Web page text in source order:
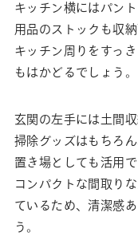
キッチン横にはパン
用品のストックも収納
キッチン周りをすっ
もはかどるでしょう。
玄関の左手には土間収
掃除グッズはもちろ
置き場としても活用で
コンパクトな間取り
ているため、清潔感
う。